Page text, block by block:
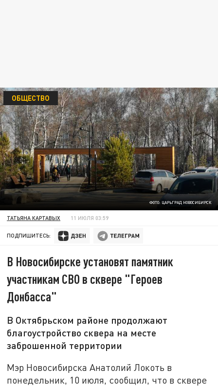
ФОТО: ЦАРЬГРАД НОВОСИБИРСК
ОБЩЕСТВО
ТАТЬЯНА КАРТАВЫХ 11 ИЮЛЯ 03:59
ПОДПИШИТЕСЬ:
В Новосибирске установят памятник
участникам СВО в сквере "Героев
Донбасса"
В Октябрьском районе продолжают
благоустройство сквера на месте
заброшенной территории
Мэр Новосибирска Анатолий Локоть в
понедельник, 10 июля, сообщил, что в сквере